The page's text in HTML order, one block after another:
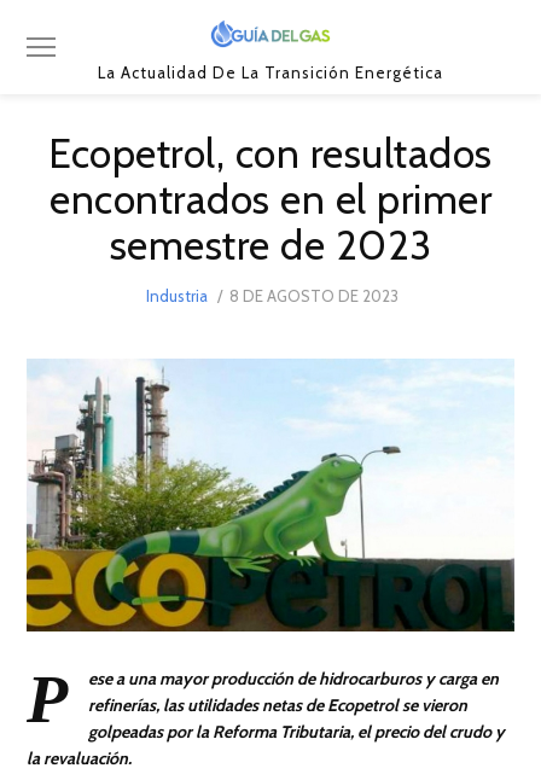
La Actualidad De La Transición Energética
Ecopetrol, con resultados
encontrados en el primer
semestre de 2023
Industria
POSTED
8 DE AGOSTO DE 2023
P
ese a una mayor producción de hidrocarburos y carga en
refinerías, las utilidades netas de Ecopetrol se vieron
golpeadas por la Reforma Tributaria, el precio del crudo y
la revaluación.